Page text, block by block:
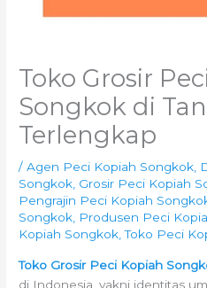
Toko Grosir
Songkok di
Terlengkap
/Agen Peci Kopiah Songkok
Songkok Grosir Peci Kopiah
Pengrajin Peci Kopiah
Songkok Produsen Peci
Kopiah Songkok ,Toko Peci
Toko Grosir Peci Kopiah
di Indonesia, yakni identitas